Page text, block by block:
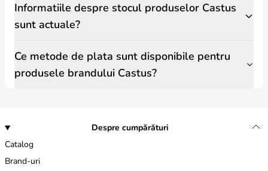
Informatiile despre stocul produselor Castus
sunt actuale?
Ce metode de plata sunt disponibile pentru
produsele brandului Castus?
Despre cumpărături
Catalog
Brand-uri